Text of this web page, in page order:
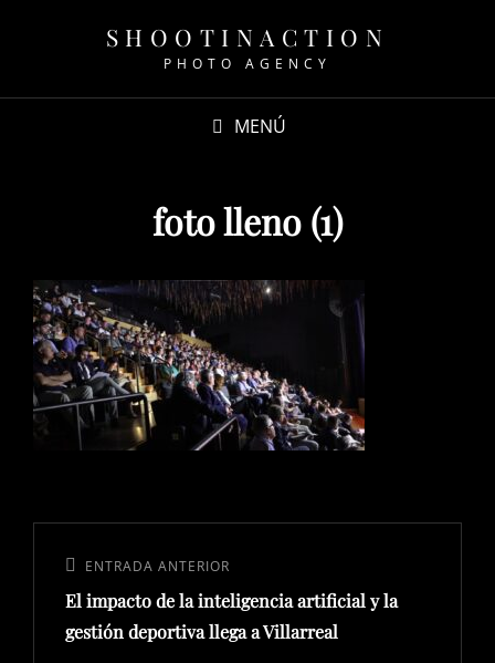
SHOOTINACTION
PHOTO AGENCY
MENÚ
foto lleno (1)
entradas
Entrada
anterior:
ENTRADA ANTERIOR
El impacto de la inteligencia artificial y la
gestión deportiva llega a Villarreal